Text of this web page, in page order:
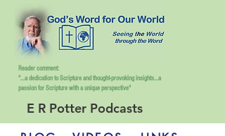
Reader comment:
"...a dedication to Scripture and thought-provoking insights...a
passion for Scripture with a unique perspective"
E R Potter Podcasts